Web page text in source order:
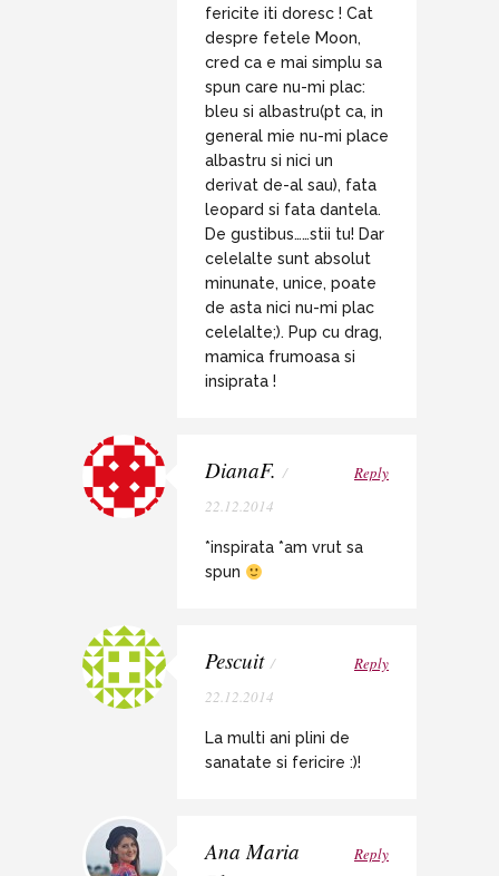
fericite iti doresc ! Cat
despre fetele Moon,
cred ca e mai simplu sa
spun care nu-mi plac:
bleu si albastru(pt ca, in
general mie nu-mi place
albastru si nici un
derivat de-al sau), fata
leopard si fata dantela.
De gustibus……stii tu! Dar
celelalte sunt absolut
minunate, unice, poate
de asta nici nu-mi plac
celelalte;). Pup cu drag,
mamica frumoasa si
insiprata !
DianaF. /
22.12.2014
Reply
*inspirata *am vrut sa
spun
Pescuit /
22.12.2014
Reply
La multi ani plini de
sanatate si fericire :)!
Ana Maria
Reply